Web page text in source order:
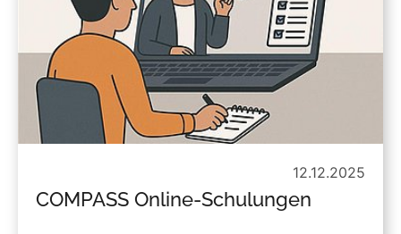
12.12.2025
COMPASS Online-Schulungen